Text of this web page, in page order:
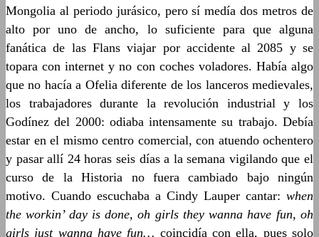
Mongolia al periodo jurásico, pero sí medía dos metros de
alto por uno de ancho, lo suficiente para que alguna
fanática de las Flans viajar por accidente al 2085 y se
topara con internet y no con coches voladores. Había algo
que no hacía a Ofelia diferente de los lanceros medievales,
los trabajadores durante la revolución industrial y los
Godínez del 2000: odiaba intensamente su trabajo. Debía
estar en el mismo centro comercial, con atuendo ochentero
y pasar allí 24 horas seis días a la semana vigilando que el
curso de la Historia no fuera cambiado bajo ningún
motivo. Cuando escuchaba a Cindy Lauper cantar: when
the workin’ day is done, oh girls they wanna have fun, oh
girls just wanna have fun… coincidía con ella, pues solo